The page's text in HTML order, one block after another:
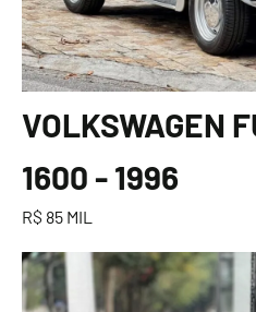
VOLKSWAGEN
1600 - 1996
R$ 85 MIL